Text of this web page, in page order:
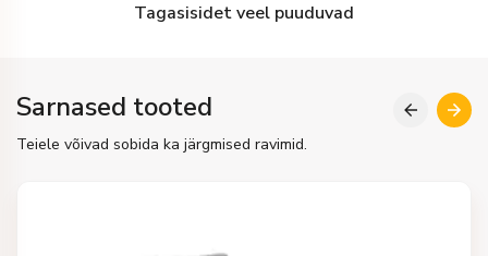
Tagasisidet veel puuduvad
Sarnased tooted
Teiele võivad sobida ka järgmised ravimid.